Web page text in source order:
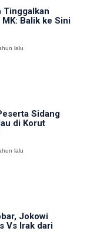
Tinggalkan
Balik ke Sini
lalu
Sidang
di Korut
lalu
Jokowi
Vs Irak dari